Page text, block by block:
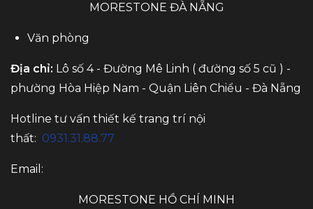
MORESTONE ĐÀ NẴNG
Văn phòng
Địa chỉ: Lô số 4 - Đường Mê Linh ( đường số 5 cũ ) -
phường Hòa Hiệp Nam - Quận Liên Chiểu - Đà Nẵng
Hotline tư vấn thiết kế trang trí nội
thất: 0931.31.88.77
Email:
MORESTONE HỒ CHÍ MINH